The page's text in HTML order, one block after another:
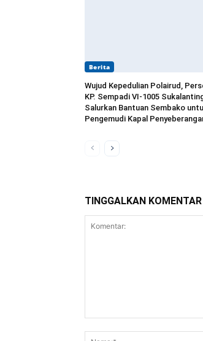
Berita
Wujud Kepedulian Polairud,
KP. Sempadi VI-1005
Salurkan Bantuan Sembako
Pengemudi Kapal
TINGGALKAN KOMENTAR